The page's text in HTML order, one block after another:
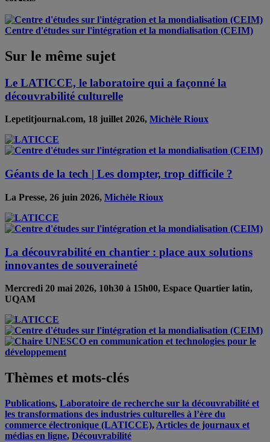
Centre d'études sur l'intégration et la mondialisation (CEIM)
Sur le même sujet
Le LATICCE, le laboratoire qui a façonné la
découvrabilité culturelle
Lepetitjournal.com, 18 juillet 2026, Michèle Rioux
Géants de la tech | Les dompter, trop difficile ?
La Presse, 26 juin 2026, Michèle Rioux
La découvrabilité en chantier : place aux solutions
innovantes de souveraineté
Mercredi 20 mai 2026, 10h30 à 15h00, Espace Quartier latin,
UQAM
Thèmes et mots-clés
Publications, Laboratoire de recherche sur la découvrabilité et
les transformations des industries culturelles à l’ère du
commerce électronique (LATICCE), Articles de journaux et
médias en ligne, Découvrabilité